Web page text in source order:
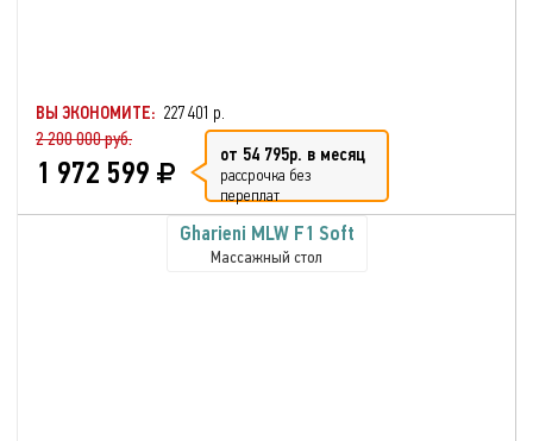
ВЫ ЭКОНОМИТЕ: 227 401 р.
2 200 000 руб.
1 972 599 от 54 795р. в месяц
рассрочка без
переплат
Gharieni MLW F1 Soft
Массажный стол